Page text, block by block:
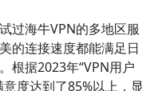
过海牛VPN的多地区服
的连接速度都能满足日
根据2023年“VPN用户
度达到了85%以上，显